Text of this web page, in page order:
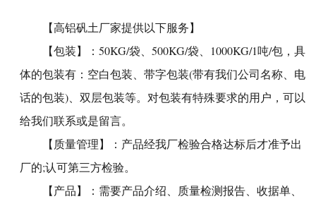
【高铝矾土厂家提供以下服务】
【包装】：50KG/袋、500KG/袋、1000KG/1吨/包，具
体的包装有：空白包装、带字包装(带有我们公司名称、电
话的包装)、双层包装等。对包装有特殊要求的用户，可以
给我们联系或是留言。
【质量管理】：产品经我厂检验合格达标后才准予出
厂的;认可第三方检验。
【产品】：需要产品介绍、质量检测报告、收据单、